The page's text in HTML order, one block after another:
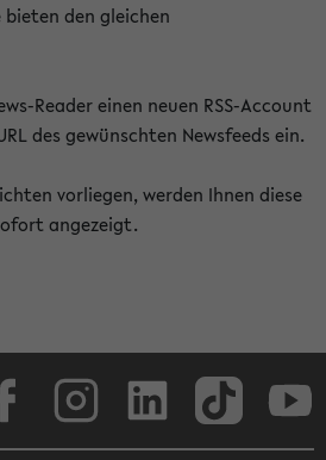
den gleichen
Reader einen neuen RSS-Account
des gewünschten Newsfeeds ein.
vorliegen, werden Ihnen diese
angezeigt.